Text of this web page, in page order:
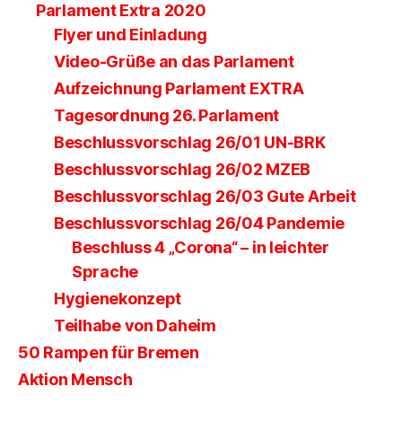
Parlament Extra 2020
Flyer und Einladung
Video-Grüße an das Parlament
Aufzeichnung Parlament EXTRA
Tagesordnung 26. Parlament
Beschlussvorschlag 26/01 UN-BRK
Beschlussvorschlag 26/02 MZEB
Beschlussvorschlag 26/03 Gute Arbeit
Beschlussvorschlag 26/04 Pandemie
Beschluss 4 „Corona“ – in leichter
Sprache
Hygienekonzept
Teilhabe von Daheim
50 Rampen für Bremen
Aktion Mensch